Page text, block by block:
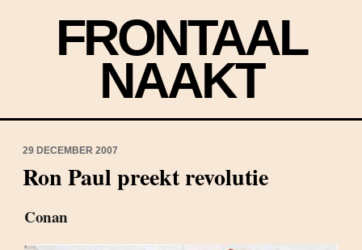
FRONTAAL
NAAKT
29 DECEMBER 2007
Ron Paul preekt revolutie
Conan